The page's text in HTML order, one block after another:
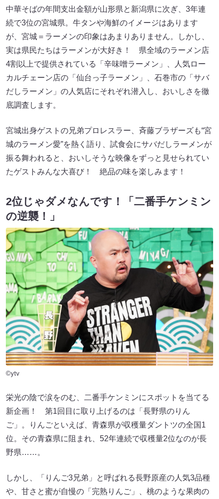
中華そばの年間支出金額が山形県と新潟県に次ぎ、3年連
続で3位の宮城県。牛タンや海鮮のイメージはあります
が、宮城＝ラーメンの印象はあまりありません。しかし、
実は県民たちはラーメンが大好き！ 県全域のラーメン店
4割以上で提供されている「辛味噌ラーメン」、人気ロー
カルチェーン店の「仙台っ子ラーメン」、石巻市の「サバ
だしラーメン」の人気店にそれぞれ潜入し、おいしさを徹
底調査します。
宮城出身ゲストの兄弟プロレスラー、斉藤ブラザーズも“宮
城のラーメン愛”を熱く語り、試食会にサバだしラーメンが
振る舞われると、おいしそうな映像をずっと見せられてい
たゲストみんな大喜び！ 絶品の味を楽しみます！
2位じゃダメなんです！「二番手ケンミン
の逆襲！」
©ytv
栄光の陰で涙をのむ、二番手ケンミンにスポットを当てる
新企画！ 第1回目に取り上げるのは「長野県のりん
ご」。りんごといえば、青森県が収穫量ダントツの全国1
位。その青森県に阻まれ、52年連続で収穫量2位なのが長
野県……。
しかし、「りんご3兄弟」と呼ばれる長野原産の人気3品種
や、甘さと蜜が自慢の「完熟りんご」、桃のような果肉の